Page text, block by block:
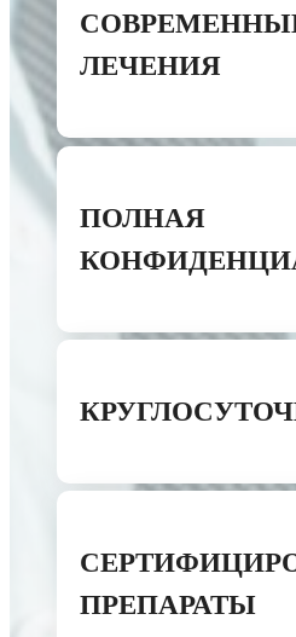
ЛЕЧЕНИЯ
ПОЛНАЯ
ПРЕПАРАТЫ